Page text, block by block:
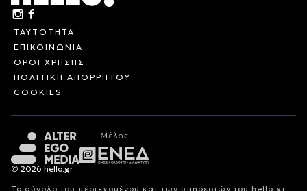
ΤΑΥΤΟΤΗΤΑ
ΕΠΙΚΟΙΝΩΝΙΑ
ΟΡΟΙ ΧΡΗΣΗΣ
ΠΟΛΙΤΙΚΗ ΑΠΟΡΡΗΤΟΥ
COOKIES
© 2026 hello.gr
Το σύνολο του περιεχομένου και των υπηρεσιών του hello.gr